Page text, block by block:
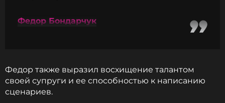
Федор Бондарчук
Федор также выразил восхищение талантом
своей супруги и ее способностью к написанию
сценариев.